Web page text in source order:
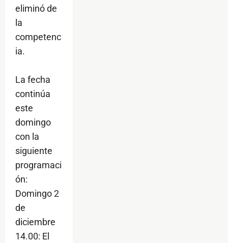
eliminó de
la
competenc
ia.
La fecha
continúa
este
domingo
con la
siguiente
programaci
ón:
Domingo 2
de
diciembre
14.00: El